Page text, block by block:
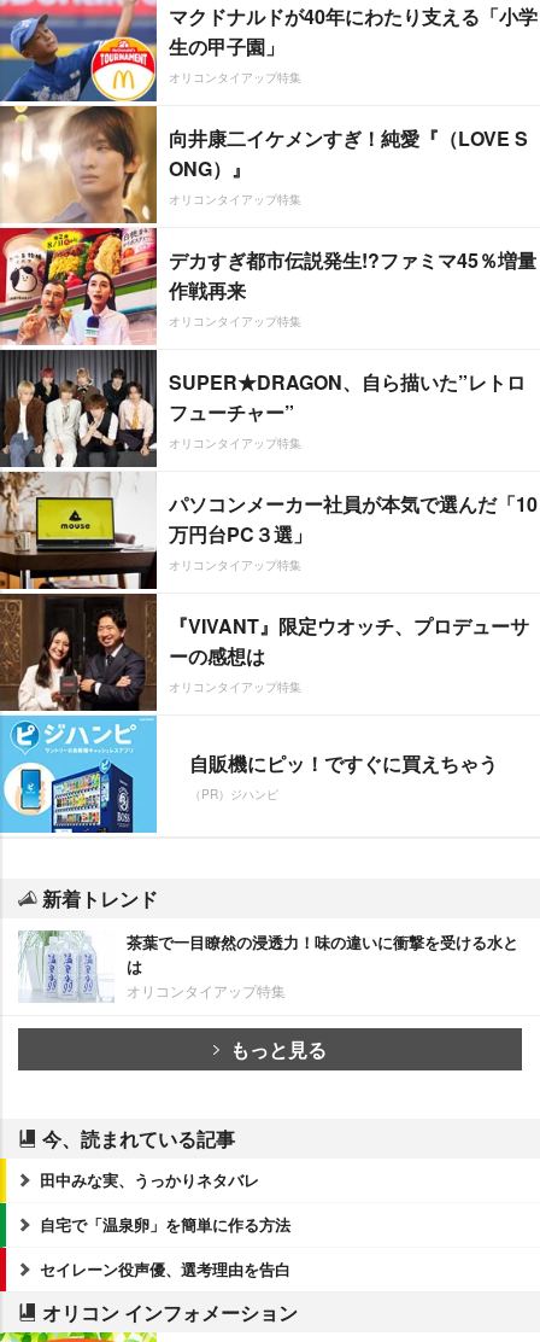
マクドナルドが40年にわたり支える「小学
生の甲子園」
オリコンタイアップ特集
向井康二イケメンすぎ！純愛『（LOVE S
ONG）』
オリコンタイアップ特集
デカすぎ都市伝説発生!?ファミマ45％増量
作戦再来
オリコンタイアップ特集
SUPER★DRAGON、自ら描いた”レトロ
フューチャー”
オリコンタイアップ特集
パソコンメーカー社員が本気で選んだ「10
万円台PC３選」
オリコンタイアップ特集
『VIVANT』限定ウオッチ、プロデューサ
ーの感想は
オリコンタイアップ特集
自販機にピッ！ですぐに買えちゃう
（PR）ジハンピ
新着トレンド
茶葉で一目瞭然の浸透力！味の違いに衝撃を受ける水と
は
オリコンタイアップ特集
もっと見る
今、読まれている記事
田中みな実、うっかりネタバレ
自宅で「温泉卵」を簡単に作る方法
セイレーン役声優、選考理由を告白
オリコン インフォメーション